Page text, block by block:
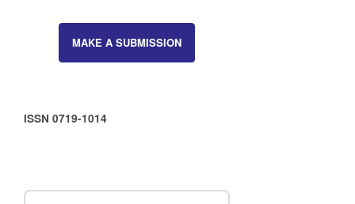
MAKE A SUBMISSION
ISSN 0719-1014